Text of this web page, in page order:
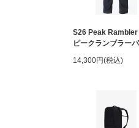
S26 Peak
ピークランブラー
14,300円(税込)